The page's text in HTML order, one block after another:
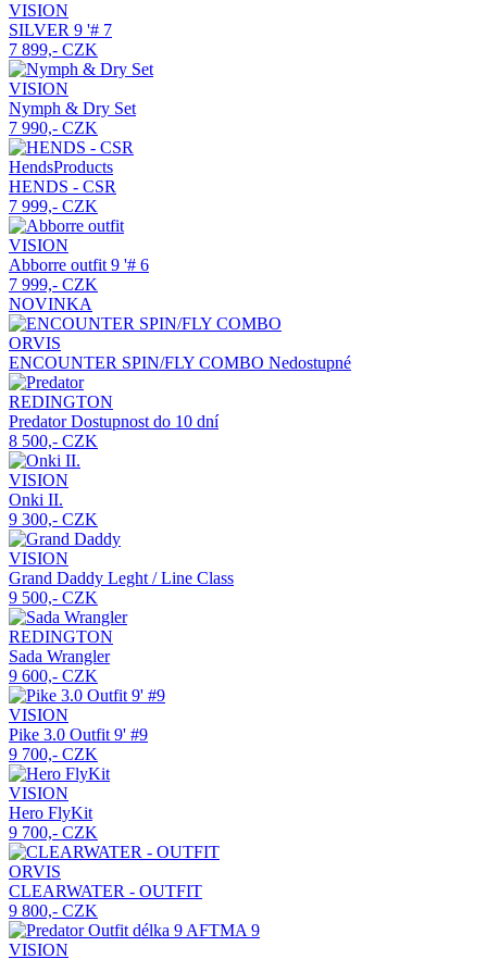
VISION
SILVER 9 '# 7
7 899,- CZK
VISION
Nymph & Dry Set
7 990,- CZK
HendsProducts
HENDS - CSR
7 999,- CZK
VISION
Abborre outfit 9 '# 6
7 999,- CZK
NOVINKA
ORVIS
ENCOUNTER SPIN/FLY COMBO Nedostupné
REDINGTON
PredatorDostupnost do 10 dní
8 500,- CZK
VISION
Onki II.
9 300,- CZK
VISION
Grand Daddy Leght / Line Class
9 500,- CZK
REDINGTON
Sada Wrangler
9 600,- CZK
VISION
Pike 3.0 Outfit 9' #9
9 700,- CZK
VISION
Hero FlyKit
9 700,- CZK
ORVIS
CLEARWATER - OUTFIT
9 800,- CZK
VISION